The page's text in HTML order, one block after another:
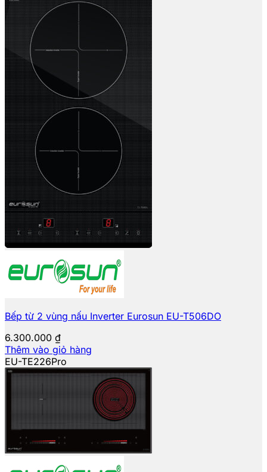
Bếp từ 2 vùng nấu Inverter Eurosun EU-T506DO
6.300.000 ₫
Thêm vào giỏ hàng
EU-TE226Pro